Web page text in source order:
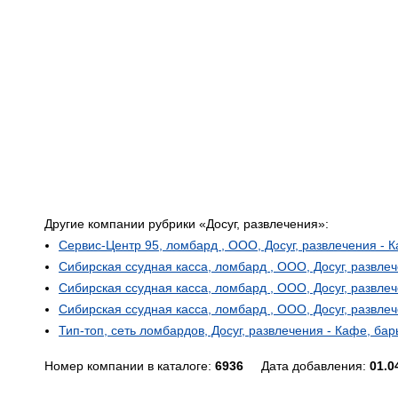
Другие компании рубрики «Досуг, развлечения»:
Сервис-Центр 95, ломбард , ООО, Досуг, развлечения -
Сибирская ссудная касса, ломбард , ООО, Досуг,
Сибирская ссудная касса, ломбард , ООО, Досуг,
Сибирская ссудная касса, ломбард , ООО, Досуг,
Тип-топ, сеть ломбардов, Досуг, развлечения - Кафе,
Номер компании в каталоге: 6936 Дата добавления: